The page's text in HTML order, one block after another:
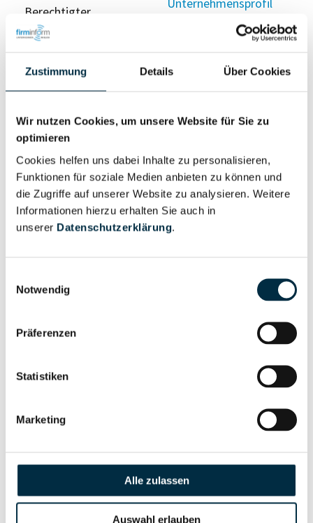
Zustimmung Details Über Cookies
Wir nutzen Cookies, um unsere Website für Sie zu
optimieren
Cookies helfen uns dabei Inhalte zu personalisieren,
Funktionen für soziale Medien anbieten zu können und
die Zugriffe auf unserer Website zu analysieren. Weitere
Informationen hierzu erhalten Sie auch in
unserer Datenschutzerklärung.
Notwendig
Präferenzen
Statistiken
Marketing
Alle zulassen
Auswahl erlauben
Berechtigter
Eigentums- und Kontrollstruktur
Unternehmensprofil
anfragen
Unternehmensnetzwerk
Vollständiges
Unternehmensprofil
Berechtigten Pfad
Vollständiges
Sanktionslistenstatus
Unternehmensprofil
anfragen